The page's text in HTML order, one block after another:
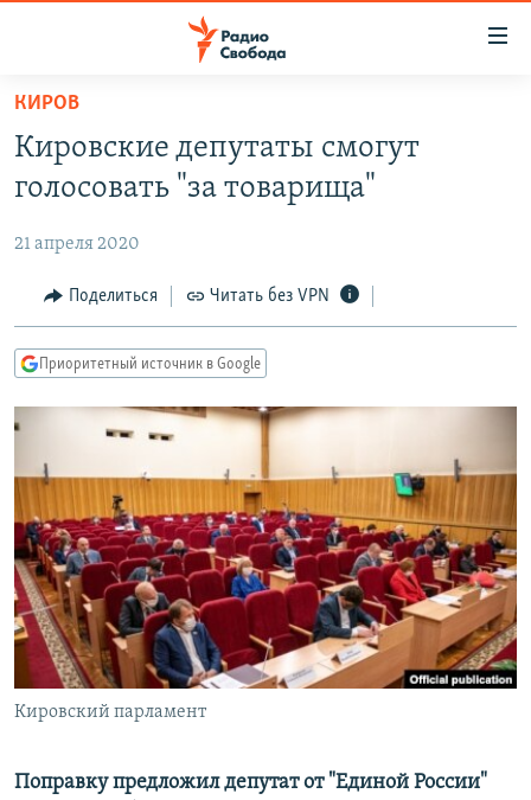
упрощенного
доступа
основному
Вернутся
главной
навигации
Вернутся
поиску
ПОДКАСТЫ
ЦИТАТЫ СВОБОДЫ
МНЕНИЯ
IDEL.РЕАЛИИ
КАВКАЗ.РЕАЛИИ
СЕВЕР.РЕАЛИИ
СИБИРЬ.РЕАЛИИ
РАСПИСАНИЕ ВЕЩАНИЯ
ПОДПИШИТЕСЬ НА РАССЫЛКУ
СОЦИАЛЬНЫЕ СЕТИ
КИРОВ
Кировские депутаты смогут
голосовать "за товарища"
21 апреля 2020
Поделиться Читать без VPN
Приоритетный источник в Google
Кировский парламент
Поправку предложил депутат от "Единой России"